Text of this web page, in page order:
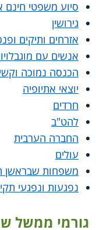
סיוע משפטי חינם
גירושין
אזרחים ותיקים
אנשים עם
הכנסה נמוכה
יוצאי אתיופיה
חרדים
להט"ב
החברה הערבית
עולים
משפחות שבראשן
נפגעות ונפגעי
גורמי ממשל